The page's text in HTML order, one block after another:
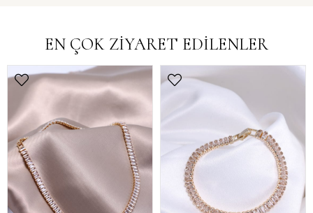
EN ÇOK ZİYARET EDİLENLER